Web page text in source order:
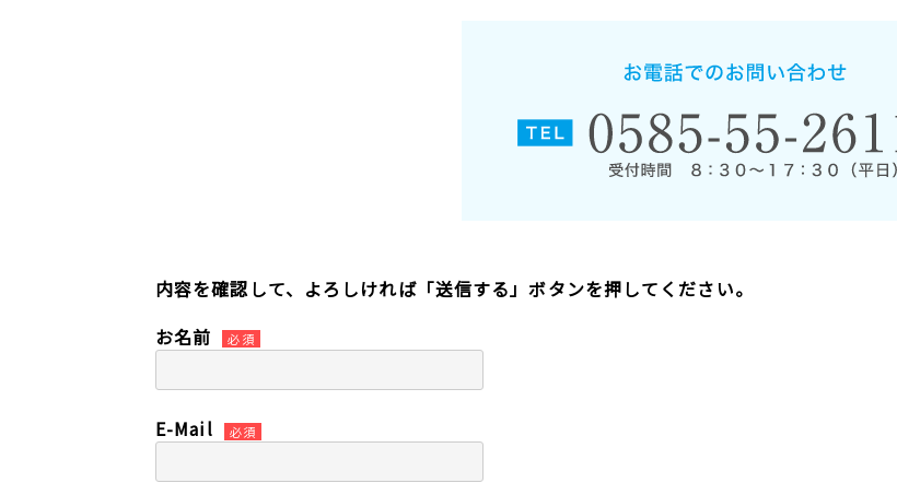
内容を確認して、よろしければ「送信する」ボタンを押してください。
お名前
必須
E-Mail 必須